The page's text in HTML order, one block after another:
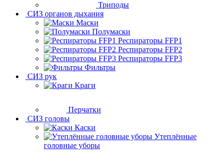
Триподы
СИЗ органов дыхания
Маски
Полумаски
Респираторы FFP1
Респираторы FFP2
Респираторы FFP3
Фильтры
СИЗ рук
Краги
Перчатки
СИЗ головы
Каски
Утеплённые
головные уборы